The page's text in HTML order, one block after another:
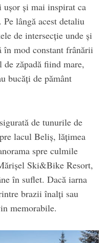
ușor și mai inspirat ca
lângă acest detaliu
de intersecție unde și
în mod constant frânării
zăpadă fiind mare,
bucăți de pământ
de tunurile de
lacul Beliș, lățimea
spre culmile
Ski&Bike Resort,
în suflet. Dacă iarna
brazii înalți sau
memorabile.